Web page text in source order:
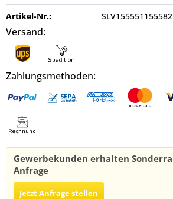
Artikel-Nr.: SLV155551155582
Versand:
Zahlungsmethoden:
Gewerbekunden erhalten
Anfrage
Jetzt Anfrage stellen